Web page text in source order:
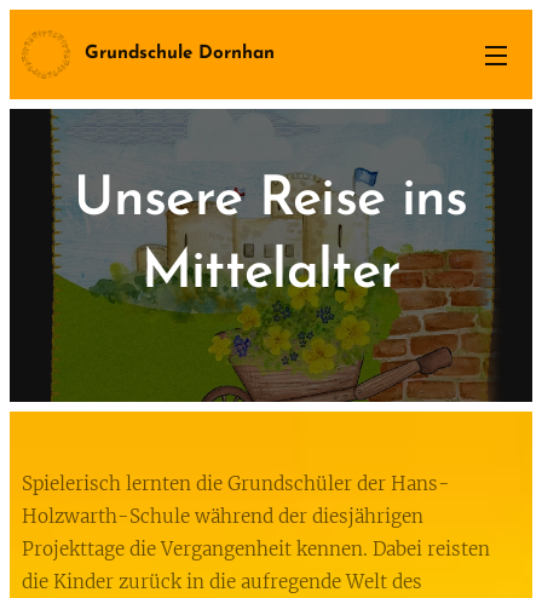
Grundschule Dornhan
Unsere Reise ins
Mittelalter
Spielerisch lernten die Grundschüler der Hans-
Holzwarth-Schule während der diesjährigen
Projekttage die Vergangenheit kennen. Dabei reisten
die Kinder zurück in die aufregende Welt des